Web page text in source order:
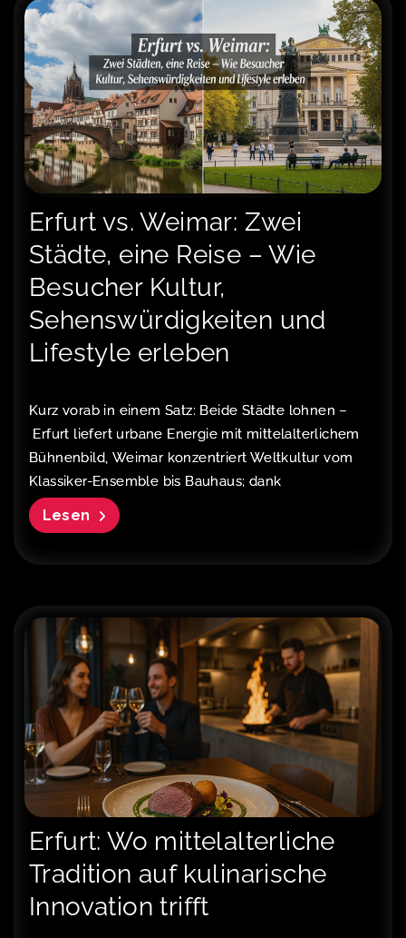
Erfurt vs. Weimar: Zwei
Städte, eine Reise – Wie
Besucher Kultur,
Sehenswürdigkeiten und
Lifestyle erleben
Kurz vorab in einem Satz: Beide Städte lohnen –
Erfurt liefert urbane Energie mit mittelalterlichem
Bühnenbild, Weimar konzentriert Weltkultur vom
Klassiker-Ensemble bis Bauhaus; dank
Lesen
Erfurt: Wo mittelalterliche
Tradition auf kulinarische
Innovation trifft